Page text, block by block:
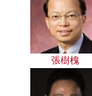
張樹槐